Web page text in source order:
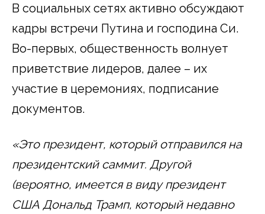
В социальных сетях активно обсуждают
кадры встречи Путина и господина Си.
Во-первых, общественность волнует
приветствие лидеров, далее – их
участие в церемониях, подписание
документов.
«Это президент, который отправился на
президентский саммит. Другой
(вероятно, имеется в виду президент
США Дональд Трамп, который недавно